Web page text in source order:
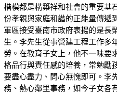
楷模都是構築祥和社會的重要基
份孝親與家庭和諧的正能量傳遞
軍區接受臺南市政府表揚的是長
生。李先生從事營建工程工作多
勞。在教育子女上，他不一味要
格品行與責任感的培養，常勉勵
要盡心盡力、問心無愧即可。李
務、熱心鄰里事務，如今子女各